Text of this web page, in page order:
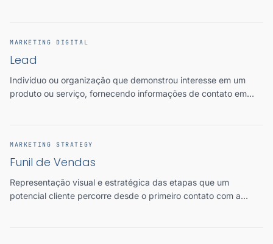
MARKETING DIGITAL
Lead
Indivíduo ou organização que demonstrou interesse em um
produto ou serviço, fornecendo informações de contato em
MARKETING STRATEGY
Funil de Vendas
Representação visual e estratégica das etapas que um
potencial cliente percorre desde o primeiro contato com a